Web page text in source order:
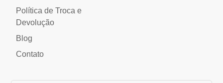
Política de Troca e
Devolução
Blog
Contato